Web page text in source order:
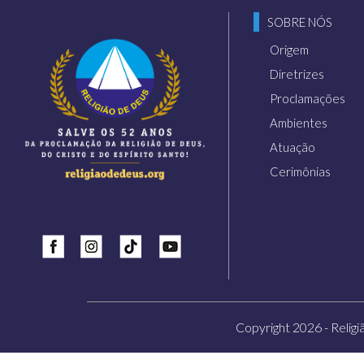
Tiktok Youtube
SOBRE NÓS
Origem
Diretrizes
Proclamações
Ambientes
Atuação
Cerimônias
Copyright 2026 -